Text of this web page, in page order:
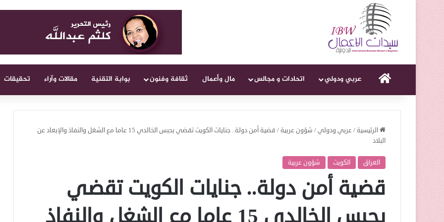
الرئيسيةعربي ودولي اتحادات و مجالس مال وأعمال ثقافة وفنون بوابة التقنية مقالات وآراء تحقيقات
الرئيسية/ عربي ودولي/ شؤون عربية/
قضية أمن دولة.. جنايات الكويت تقضي بحبس الخالدي 15 عاما مع الشغل والنفاذ والإبعاد عن
البلاد
العراق الكويت شؤون عربية
قضية أمن دولة.. جنايات الكويت تقضي